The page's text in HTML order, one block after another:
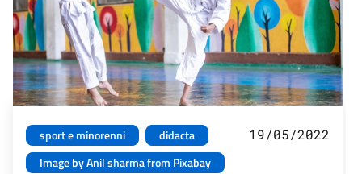
sport e minorenni
didacta
Image by Anil sharma from Pixabay
19/05/2022